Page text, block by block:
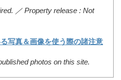
／ Property release : Not
写真＆画像を使う際の諸注意
photos on this site.